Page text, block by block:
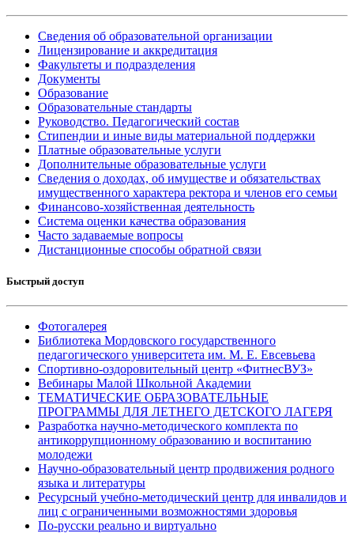
Сведения об образовательной организации
Лицензирование и аккредитация
Факультеты и подразделения
Документы
Образование
Образовательные стандарты
Руководство. Педагогический состав
Стипендии и иные виды материальной поддержки
Платные образовательные услуги
Дополнительные образовательные услуги
Сведения о доходах, об имуществе и обязательствах
имущественного характера ректора и членов его семьи
Финансово-хозяйственная деятельность
Система оценки качества образования
Часто задаваемые вопросы
Дистанционные способы обратной связи
Быстрый доступ
Фотогалерея
Библиотека Мордовского государственного
педагогического университета им. М. Е. Евсевьева
Спортивно-оздоровительный центр «ФитнесВУЗ»
Вебинары Малой Школьной Академии
ТЕМАТИЧЕСКИЕ ОБРАЗОВАТЕЛЬНЫЕ
ПРОГРАММЫ ДЛЯ ЛЕТНЕГО ДЕТСКОГО ЛАГЕРЯ
Разработка научно-методического комплекта по
антикоррупционному образованию и воспитанию
молодежи
Научно-образовательный центр продвижения родного
языка и литературы
Ресурсный учебно-методический центр для инвалидов и
лиц с ограниченными возможностями здоровья
По-русски реально и виртуально